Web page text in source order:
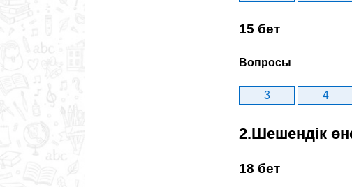
15 бет
Вопросы
3 4
2.Шешендік
18 бет